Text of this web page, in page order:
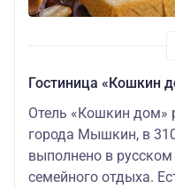
Гостиница «Кошкин
Отель «Кошкин дом»
города Мышкин, в
выполнено в
семейного отдыха.